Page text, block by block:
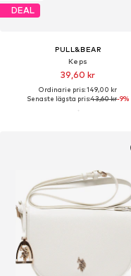
DEAL
PULL&BEAR
Keps
39,60 kr
Ordinarie pris: 149,00 kr
Senaste lägsta pris:43,60 kr-9%